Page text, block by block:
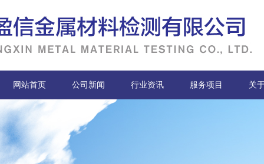
网站首页 公司新闻 行业资讯 服务项目 关